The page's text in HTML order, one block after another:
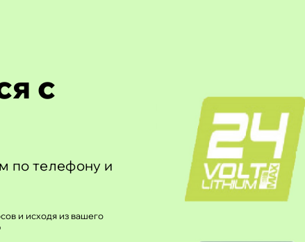
с
по телефону и
и исходя из вашего